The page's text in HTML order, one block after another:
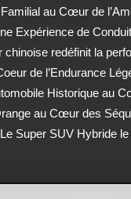
au Cœur de
Expérience de
redéfinit la
de l’Endurance
Historique au
au Cœur des
Super SUV Hybride